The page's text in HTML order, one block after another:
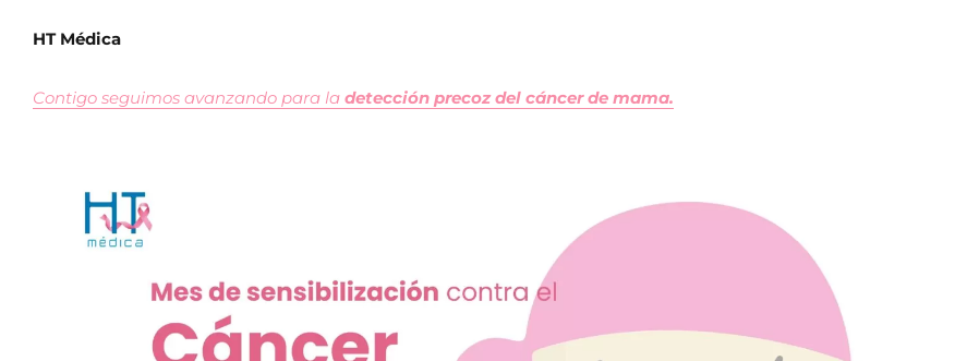
HT Médica
Contigo seguimos avanzando para la detección precoz del cáncer de mama.